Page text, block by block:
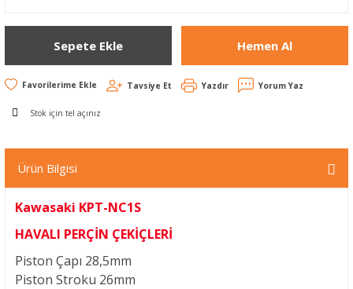
Sepete Ekle Hemen Al
Tavsiye Et Yazdır Yorum Yaz
Stok için tel açınız
Ürün Bilgisi
Kawasaki KPT-NC1S
HAVALI PERÇİN ÇEKİÇLERİ
Piston Çapı 28,5mm
Piston Stroku 26mm